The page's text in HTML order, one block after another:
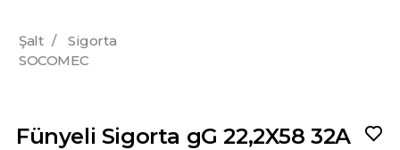
Şalt /
Sigorta
SOCOMEC
Fünyeli Sigorta gG 22,2X58 32A